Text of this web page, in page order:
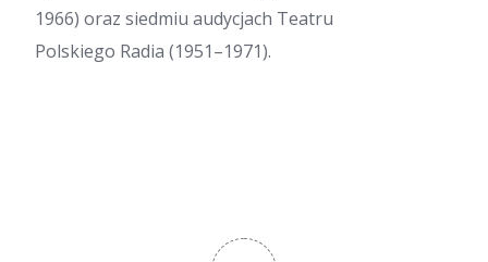
1966) oraz siedmiu audycjach Teatru
Polskiego Radia (1951–1971).